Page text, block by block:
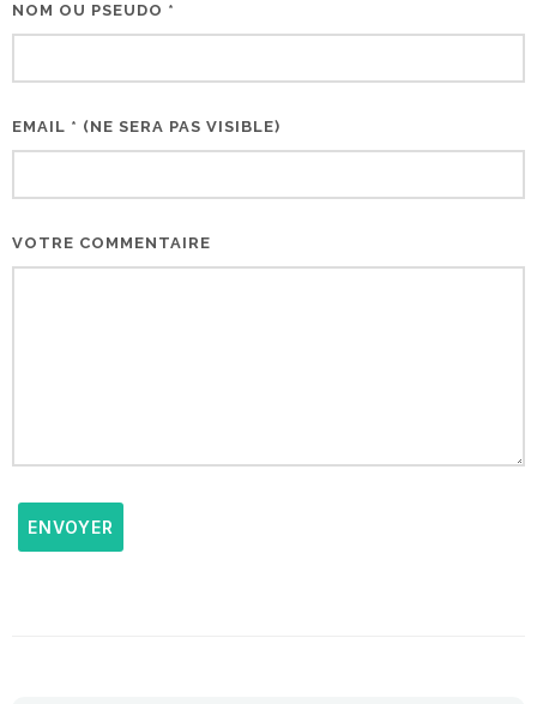
NOM OU PSEUDO *
EMAIL * (NE SERA PAS VISIBLE)
VOTRE COMMENTAIRE
ENVOYER